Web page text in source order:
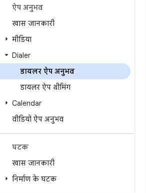
ऐप अनुभव
खास जानकारी
मीडिया
Dialer
डायलर ऐप अनुभव
डायलर ऐप थीमिंग
Calendar
वीडियो ऐप अनुभव
घटक
खास जानकारी
निर्माण के घटक